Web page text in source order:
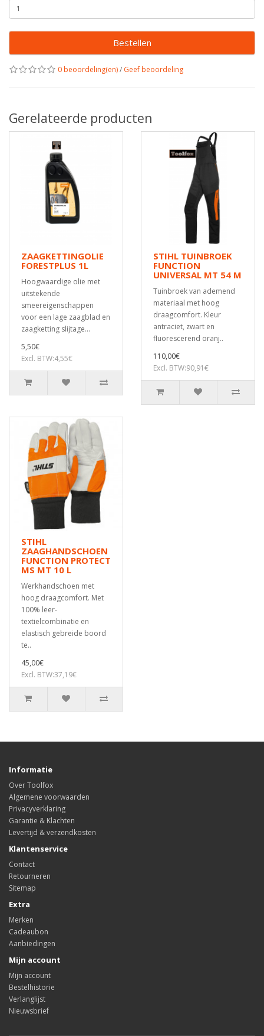
Bestellen
0 beoordeling(en)/ Geef beoordeling
Gerelateerde producten
ZAAGKETTINGOLIE
FORESTPLUS 1L
Hoogwaardige olie met
uitstekende
smeereigenschappen
voor een lage zaagblad en
zaagketting slijtage...
5,50€
Excl. BTW:4,55€
STIHL TUINBROEK
FUNCTION
UNIVERSAL MT 54 M
Tuinbroek van ademend
materiaal met hoog
draagcomfort. Kleur
antraciet, zwart en
fluorescerend oranj..
110,00€
Excl. BTW:90,91€
STIHL
ZAAGHANDSCHOEN
FUNCTION PROTECT
MS MT 10 L
Werkhandschoen met
hoog draagcomfort. Met
100% leer-
textielcombinatie en
elastisch gebreide boord
te..
45,00€
Excl. BTW:37,19€
Informatie
Over Toolfox
Algemene voorwaarden
Privacyverklaring
Garantie & Klachten
Levertijd & verzendkosten
Klantenservice
Contact
Retourneren
Sitemap
Extra
Merken
Cadeaubon
Aanbiedingen
Mijn account
Mijn account
Bestelhistorie
Verlanglijst
Nieuwsbrief